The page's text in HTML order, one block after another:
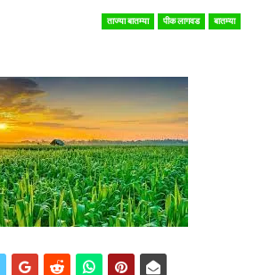
ताज्या बातम्या पीक लागवड बातम्या